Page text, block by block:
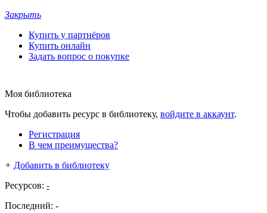
Закрыть
Купить у партнёров
Купить онлайн
Задать вопрос о покупке
Моя библиотека
Чтобы добавить ресурс в библиотеку, войдите в аккаунт.
Регистрация
В чем преимущества?
+ Добавить в библиотеку
Ресурсов: -
Последний: -